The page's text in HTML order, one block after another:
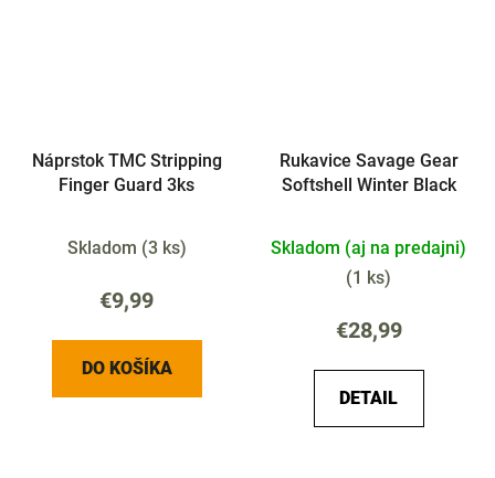
Náprstok TMC Stripping
Finger Guard 3ks
Skladom (3 ks)
€9,99
DO KOŠÍKA
Rukavice Savage Gear
Softshell Winter Black
Skladom (aj na predajni)
(1 ks)
€28,99
DETAIL